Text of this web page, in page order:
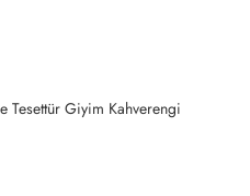
Tesettür Giyim Kahverengi